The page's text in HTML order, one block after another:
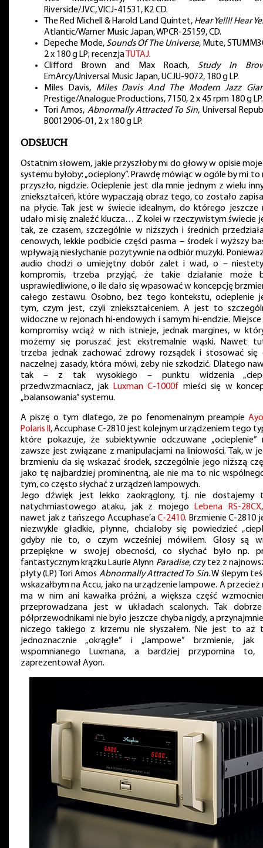
Riverside/JVC, VICJ-41531, K2 CD.
The Red Michell & Harold Land Quintet, Hear Ye!!!! Hear
Atlantic/Warner Music Japan, WPCR-25159, CD.
Depeche Mode, Sounds Of The Universe, Mute,
2 x 180 g LP; recenzjaTUTAJ.
Clifford Brown and Max Roach, Study In
EmArcy/Universal Music Japan, UCJU-9072, 180 g LP.
Miles Davis, Miles Davis And The Modern Jazz
Prestige/Analogue Productions, 7150, 2 x 45 rpm 180 g LP.
Tori Amos, Abnormally Attracted To Sin, Universal
B0012906-01, 2 x 180 g LP.
ODSŁUCH
Ostatnim słowem, jakie przyszłoby mi do głowy w opisie
systemu byłoby: „ocieplony”. Prawdę mówiąc w ogóle by mi to
przyszło, nigdzie. Ocieplenie jest dla mnie jednym z wielu
zniekształceń, które wypaczają obraz tego, co zostało
na płycie. Tak jest w świecie idealnym, do którego jeszcze
udało mi się znaleźć klucza… Z kolei w rzeczywistym świecie
tak, ze czasem, szczególnie w niższych i średnich
cenowych, lekkie podbicie części pasma – środek i wyższy
wpływają niesłychanie pozytywnie na odbiór muzyki.
audio chodzi o umiejętny dobór zalet i wad, o –
kompromis, trzeba przyjąć, że takie działanie może
usprawiedliwione, o ile dało się wpasować w koncepcję
całego zestawu. Osobno, bez tego kontekstu, ocieplenie
tym, czym jest, czyli zniekształceniem. A jest to
widoczne w rejonach hi-endowych i samym hi-endzie. Miejsce
kompromisy wciąż w nich istnieje, jednak margines, w
możemy się poruszać jest ekstremalnie wąski. Nawet
trzeba jednak zachować zdrowy rozsądek i stosować się
naczelnej zasady, która mówi, żeby nie szkodzić. Dlatego
tak – z tak wysokiego – punktu widzenia
przedwzmacniacz, jak
Luxman C-1000f mieści się w
„balansowania” systemu.
A piszę o tym dlatego, że po fenomenalnym preampie
Polaris II , Accuphase C-2810 jest kolejnym urządzeniem tego
które pokazuje, że subiektywnie odczuwane „ocieplenie”
zawsze jest związane z manipulacjami na liniowości. Tak, w
brzmieniu da się wskazać środek, szczególnie jego niższą
jako tę najbardziej prominentną, ale nie ma to nic
tym, co często słychać z urządzeń lampowych.
Jego dźwięk jest lekko zaokrąglony, tj. nie dostajemy
natychmiastowego ataku, jak z mojego
Lebena RS-28CX
nawet jak z tańszego Accuphase’aC-2410. Brzmienie C-2810
niezwykle gładkie, płynne, chciałoby się powiedzieć
gdyby nie to, o czym wcześniej mówiłem. Głosy są
przepiękne w swojej obecności, co słychać było np.
fantastycznym krążku Laurie Alynn Paradise, czy też z
płyty (LP) Tori Amos Abnormally Attracted To Sin. W ślepym
wskazałbym na Accu, jako na urządzenie lampowe. A przecież
ma w nim ani kawałka próżni, a większa część
przeprowadzana jest w układach scalonych. Tak
półprzewodnikami nie było jeszcze chyba nigdy, a
niczego takiego z krzemu nie słyszałem. Nie jest to aż
jednoznacznie „okrągłe” i „lampowe” brzmienie, jak
wspomnianego Luxmana, a bardziej przypomina to,
zaprezentował Ayon.